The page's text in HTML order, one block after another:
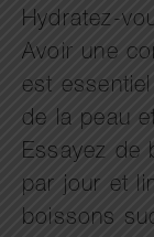
Hydratez-
Avoir une
est
de la peau
Essayez de
par jour et
boissons